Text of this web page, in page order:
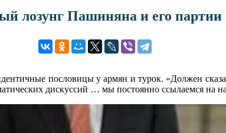
лозунг Пашиняна и его
пословицы у армян и турок. «Должен
дискуссий … мы постоянно ссылаемся